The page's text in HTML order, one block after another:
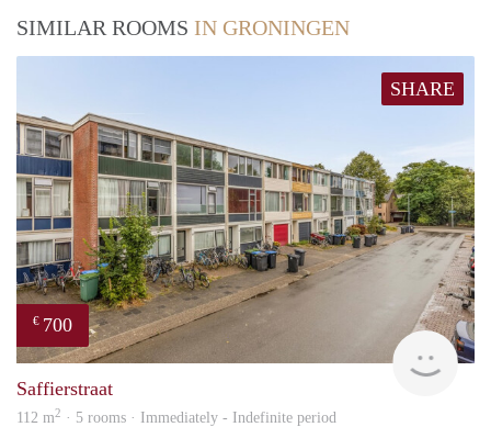
SIMILAR ROOMS IN GRONINGEN
SHARE
€ 700
Vast
Saffierstraat
112 m2 · 5 rooms · Immediately - Indefinite period